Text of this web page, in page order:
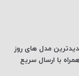
مدل های روز
با ارسال سریع